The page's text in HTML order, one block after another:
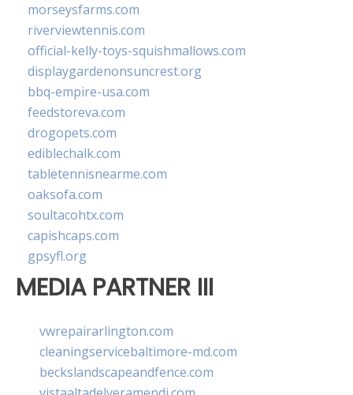
morseysfarms.com
riverviewtennis.com
official-kelly-toys-squishmallows.com
displaygardenonsuncrest.org
bbq-empire-usa.com
feedstoreva.com
drogopets.com
ediblechalk.com
tabletennisnearme.com
oaksofa.com
soultacohtx.com
capishcaps.com
gpsyfl.org
MEDIA PARTNER III
vwrepairarlington.com
cleaningservicebaltimore-md.com
beckslandscapeandfence.com